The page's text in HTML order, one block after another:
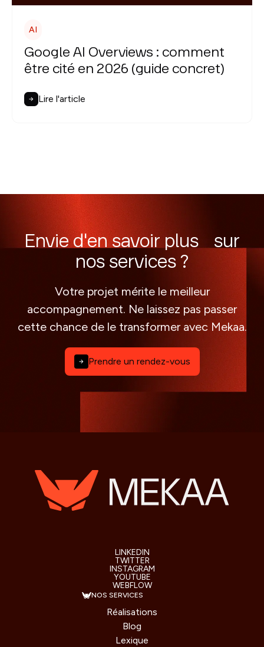
AI
Google AI Overviews : comment
être cité en 2026 (guide concret)
Lire l'article
Envie d'en savoir plus sur
nos services ?
Votre projet mérite le meilleur
accompagnement. Ne laissez pas passer
cette chance de le transformer avec Mekaa.
Prendre un rendez-vous
LINKEDIN
TWITTER
INSTAGRAM
YOUTUBE
WEBFLOW
NOS SERVICES
Réalisations
Blog
Lexique